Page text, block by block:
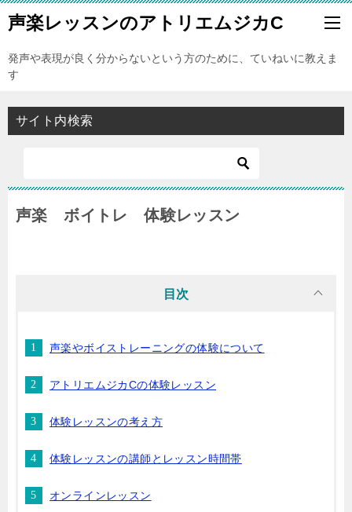
声楽レッスンのアトリエムジカC
発声や表現が良く分からないという方のために、ていねいに教えま
す
サイト内検索
声楽 ボイトレ 体験レッスン
目次
声楽やボイストレーニングの体験について
アトリエムジカCの体験レッスン
体験レッスンの考え方
体験レッスンの講師とレッスン時間帯
オンラインレッスン